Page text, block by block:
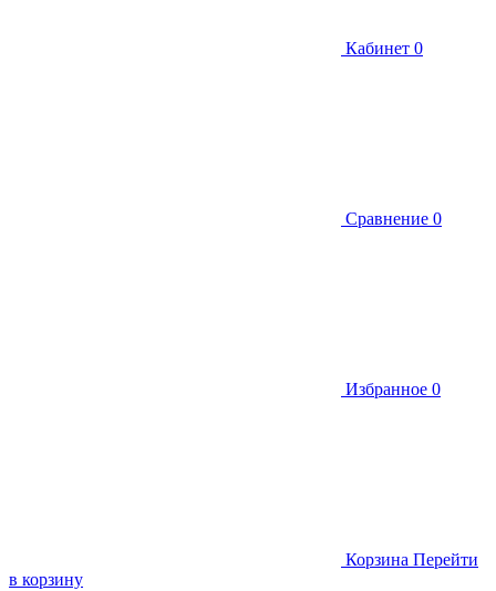
Кабинет 0
Сравнение 0
Избранное 0
Корзина Перейти
в корзину